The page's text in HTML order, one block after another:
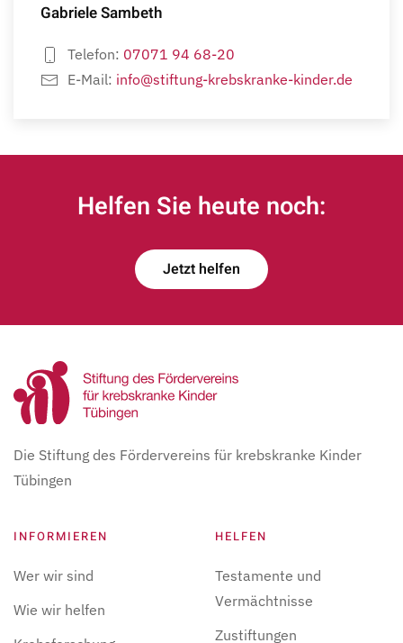
Gabriele Sambeth
Telefon: 07071 94 68-20
E-Mail: info@stiftung-krebskranke-kinder.de
Helfen Sie heute noch:
Jetzt helfen
Die Stiftung des Fördervereins für krebskranke Kinder
Tübingen
INFORMIEREN
Wer wir sind
Wie wir helfen
HELFEN
Testamente und
Vermächtnisse
Zustiftungen